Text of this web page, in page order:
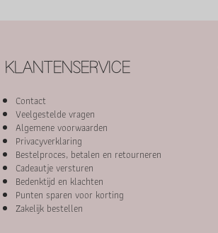
KLANTENSERVICE
Contact
Veelgestelde vragen
Algemene voorwaarden
Privacyverklaring
Bestelproces, betalen en retourneren
Cadeautje versturen
Bedenktijd en klachten
Punten sparen voor korting
Zakelijk bestellen